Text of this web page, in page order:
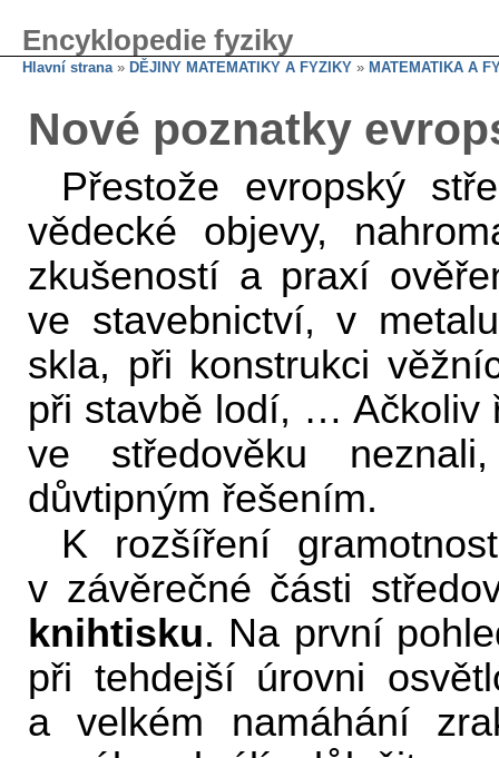
Encyklopedie fyziky
Hlavní strana» DĚJINY MATEMATIKY A FYZIKY » MATEMATIKA A
Nové poznatky
Přestože evropský
vědecké objevy,
zkušeností a praxí
ve stavebnictví, v
skla, při konstrukci
při stavbě lodí, … Ačkoliv
ve středověku
důvtipným řešením.
K rozšíření
v závěrečné části
knihtisku. Na první
při tehdejší úrovni
a velkém namáhání